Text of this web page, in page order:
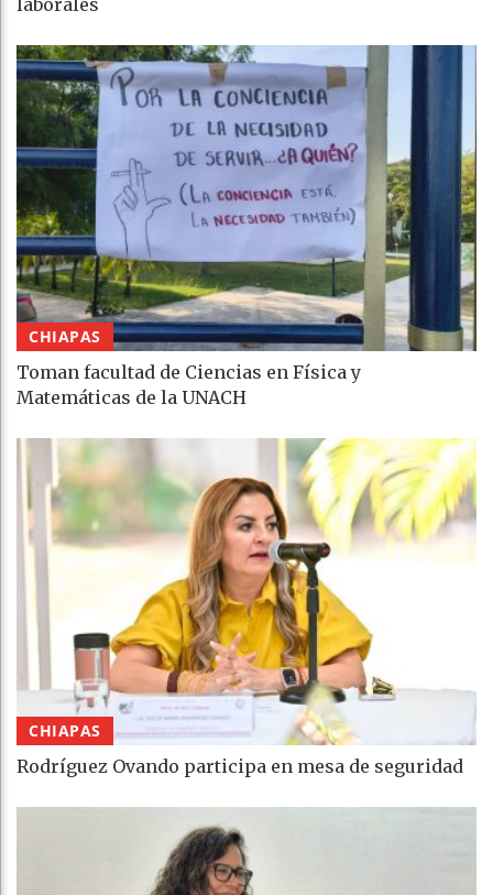
CHIAPAS
Toman facultad de Ciencias en Física y
Matemáticas de la UNACH
CHIAPAS
Rodríguez Ovando participa en mesa de seguridad